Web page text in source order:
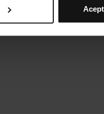
de la web y, por tanto, si
de la web.